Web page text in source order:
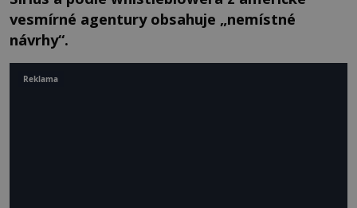
vesmírné agentury obsahuje „nemístné
návrhy“.
Reklama